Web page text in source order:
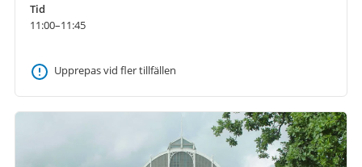
Tid
11:00–11:45
Upprepas vid fler tillfällen